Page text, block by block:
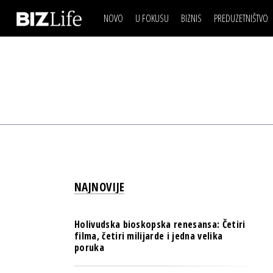
NOVO U FOKUSU BIZNIS
ESG & ENERGY
PULS REGIONA
PREDUZETNIŠTVO
IZJAVA DANABIZNIS SCENA
NOVO NA RAFU
NAJNOVIJE
Holivudska bioskopska renesansa: Četiri
filma, četiri milijarde i jedna velika
poruka